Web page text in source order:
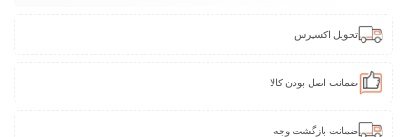
تحویل اکسپرس
ضمانت اصل بودن کالا
ضمانت بازگشت وجه